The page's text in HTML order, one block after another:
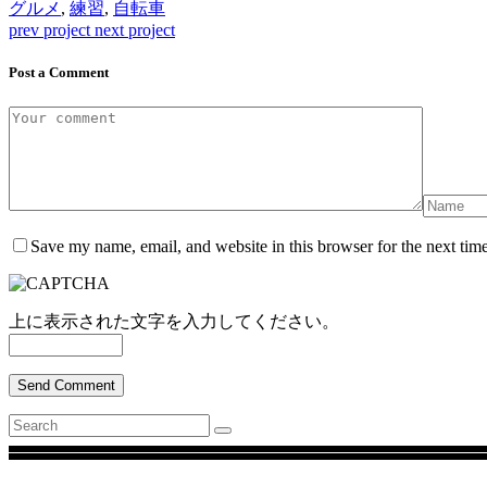
グルメ , 練習, 自転車
prev project next project
Post a Comment
Save my name, email, and website in this browser for the next
上に表示された文字を入力してください。
Send Comment
Search
for: